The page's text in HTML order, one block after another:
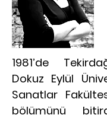
1981’de
Dokuz Eylül
Sanatlar
bölümünü